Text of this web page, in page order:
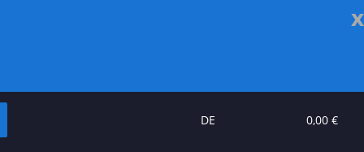
x
DE 0,00 €